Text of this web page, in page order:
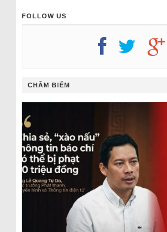
FOLLOW US
CHÂM BIẾM